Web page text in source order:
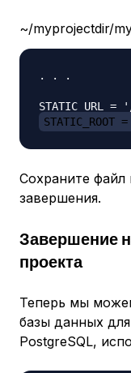
~/myprojectdir/
. . .
Сохраните файл
завершения.
Завершение
проекта
Теперь мы
базы данных
PostgreSQL,